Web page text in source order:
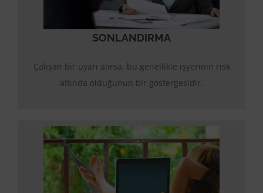
SONLANDIRMA
Çalışan bir uyarı alırsa, bu genellikle işyerinin risk
altında olduğunun bir göstergesidir.